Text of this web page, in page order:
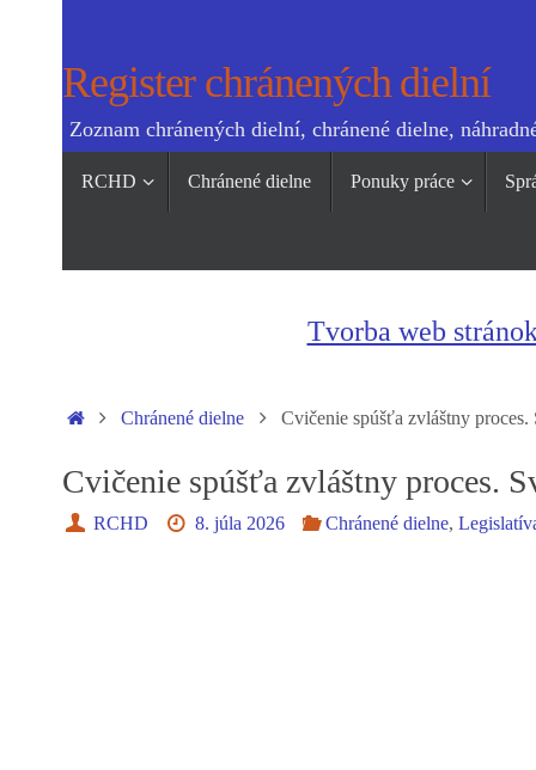
Register chránených dielní
Zoznam chránených dielní, chránené dielne,
RCHD Chránené dielne Ponuky práce
Tvorba web
HomeChránené dielne Cvičenie spúšťa zvláštny
Cvičenie spúšťa zvláštny proces.
RCHD 8. júla 2026 Chránené dielne,